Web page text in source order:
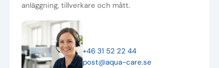
anläggning, tillverkare och mått.
+46 31 52 22 44
post@aqua-care.se